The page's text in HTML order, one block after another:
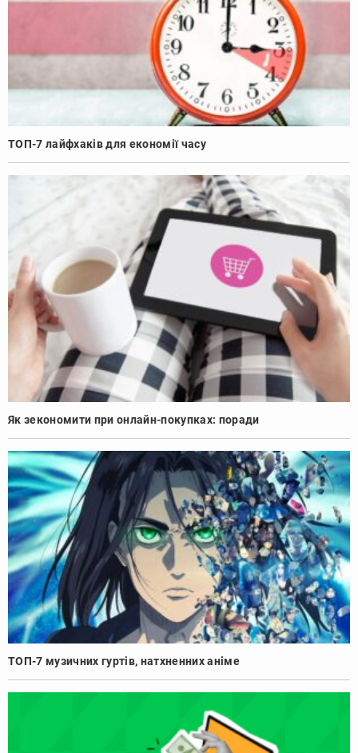
ТОП-7 лайфхаків для економії часу
Як зекономити при онлайн-покупках: поради
ТОП-7 музичних гуртів, натхненних аніме